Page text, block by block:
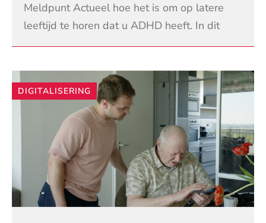
Meldpunt Actueel hoe het is om op latere
leeftijd te horen dat u ADHD heeft. In dit
deel staat de leeftijdsgroep 70-79 centraal.
LEES VERDER
DIGITALISERING